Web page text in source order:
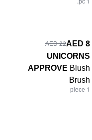
8 AED
22 AED
UNICORNS
APPROVEBlush
Brush
1 piece